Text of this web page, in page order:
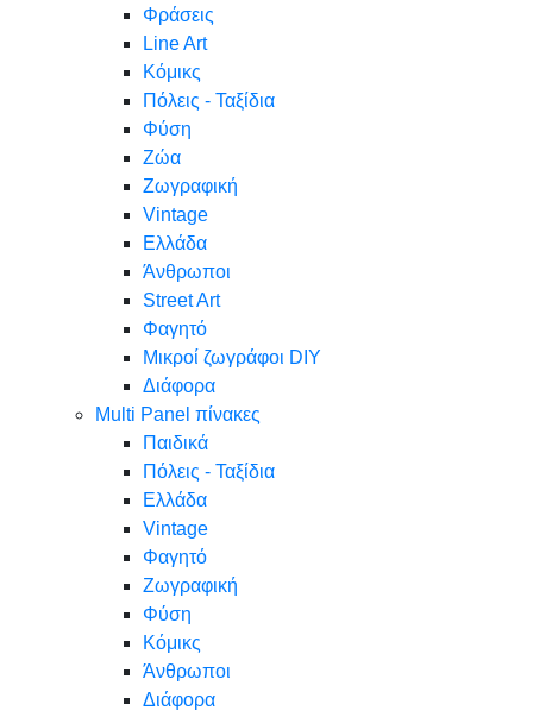
Φράσεις
Line Art
Κόμικς
Πόλεις - Ταξίδια
Φύση
Ζώα
Ζωγραφική
Vintage
Ελλάδα
Άνθρωποι
Street Art
Φαγητό
Μικροί ζωγράφοι DIY
Διάφορα
Multi Panel πίνακες
Παιδικά
Πόλεις - Ταξίδια
Ελλάδα
Vintage
Φαγητό
Ζωγραφική
Φύση
Κόμικς
Άνθρωποι
Διάφορα